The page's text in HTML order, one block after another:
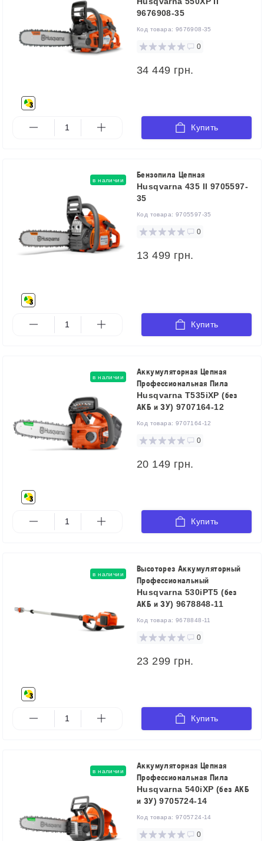
9676908-35
Код товара: 9676908-35
0
34 449 грн.
Купить
в наличии
Бензопила Цепная
Husqvarna 435 II 9705597-
35
Код товара: 9705597-35
0
13 499 грн.
Купить
в наличии
Аккумуляторная Цепная
Профессиональная Пила
Husqvarna T535iXP (без
АКБ и ЗУ) 9707164-12
Код товара: 9707164-12
0
20 149 грн.
Купить
в наличии
Высоторез Аккумуляторный
Профессиональный
Husqvarna 530iPT5 (без
АКБ и ЗУ) 9678848-11
Код товара: 9678848-11
0
23 299 грн.
Купить
в наличии
Аккумуляторная Цепная
Профессиональная Пила
Husqvarna 540iXP (без АКБ
и ЗУ) 9705724-14
Код товара: 9705724-14
0